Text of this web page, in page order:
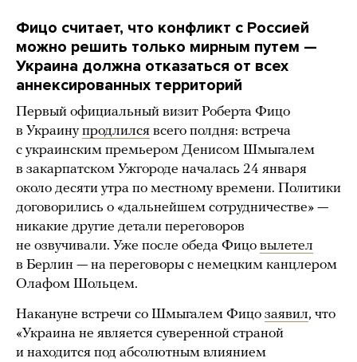
Фицо считает, что конфликт с Россией
можно решить только мирным путем —
Украина должна отказаться от всех
аннексированных территорий
Первый официальный визит Роберта Фицо
в Украинупродлился всего полдня: встреча
с украинским премьером Денисом Шмыгалем
в закарпатском Ужгороде началась 24 января
около десяти утра по местному времени. Политики
договорились о «дальнейшем сотрудничестве» —
никакие другие детали переговоров
не озвучивали. Уже после обеда Фицо вылетел
в Берлин — на переговоры с немецким канцлером
Олафом Шольцем.
Накануне встречи со Шмыгалем Фицо заявил, что
«Украина не является суверенной страной
и находится под абсолютным влиянием